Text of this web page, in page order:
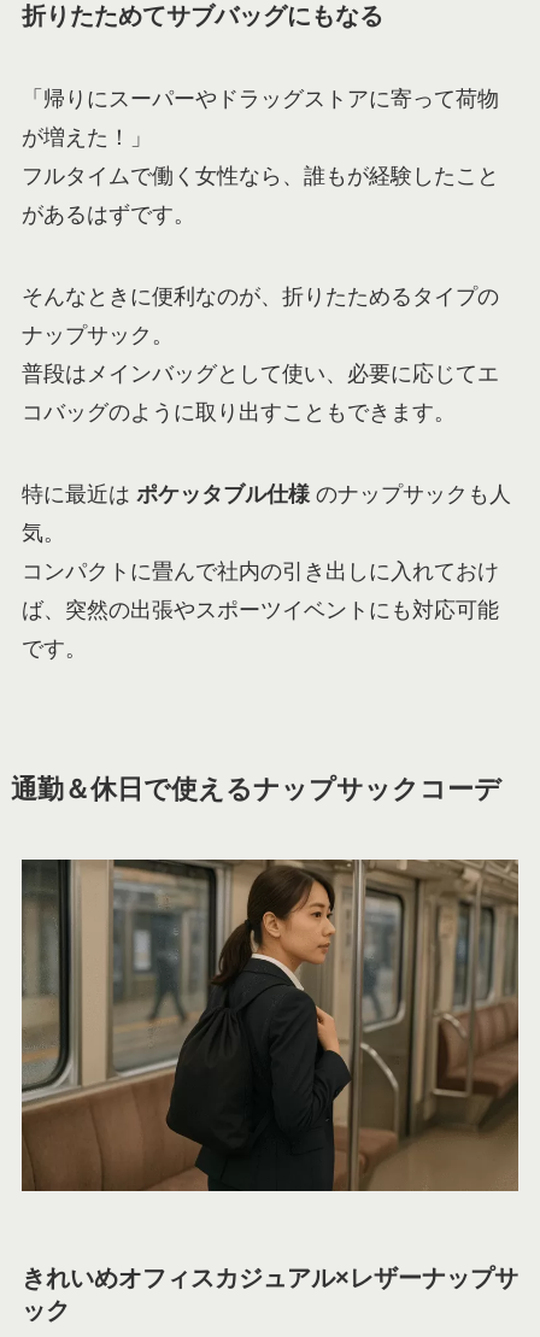
折りたためてサブバッグにもなる
「帰りにスーパーやドラッグストアに寄って荷物
が増えた！」
フルタイムで働く女性なら、誰もが経験したこと
があるはずです。
そんなときに便利なのが、折りたためるタイプの
ナップサック。
普段はメインバッグとして使い、必要に応じてエ
コバッグのように取り出すこともできます。
特に最近は ポケッタブル仕様のナップサックも人
気。
コンパクトに畳んで社内の引き出しに入れておけ
ば、突然の出張やスポーツイベントにも対応可能
です。
通勤＆休日で使えるナップサックコーデ
きれいめオフィスカジュアル×レザーナップサ
ック